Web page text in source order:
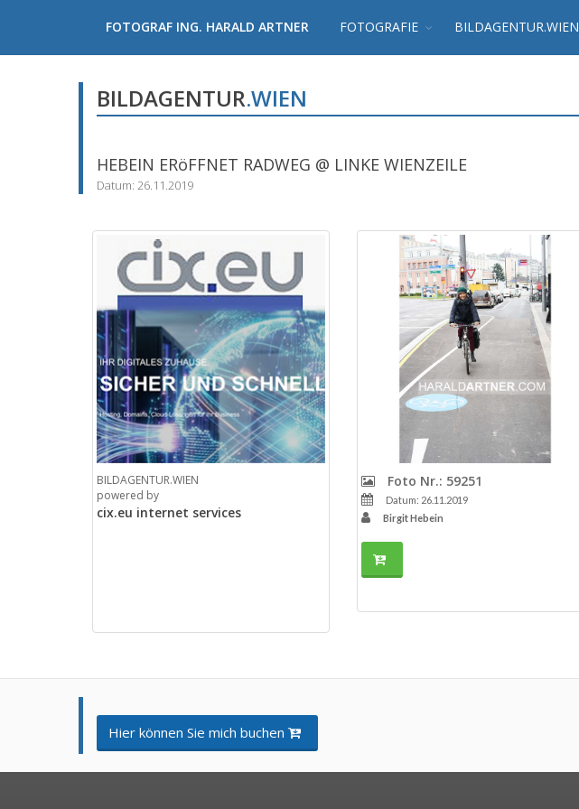
FOTOGRAF ING. HARALD ARTNER FOTOGRAFIE BILDAGENTUR.WIEN
BILDAGENTUR.WIEN
HEBEIN ERöFFNET RADWEG @ LINKE WIENZEILE
Datum: 26.11.2019
BILDAGENTUR.WIEN
powered by
cix.eu internet services
Foto Nr.: 59251
Datum: 26.11.2019
Birgit Hebein
Hier können Sie mich buchen